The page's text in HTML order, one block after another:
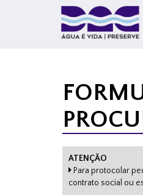
ATENÇÃO
Para protocolar
contrato social ou